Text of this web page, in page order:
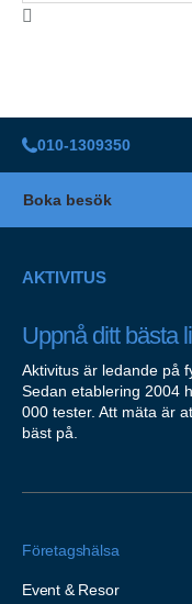
010-1309350
Boka besök
AKTIVITUS
Uppnå ditt bästa
Aktivitus är ledande på
Sedan etablering 2004
000 tester. Att mäta är
bäst på.
Företagshälsa
Event & Resor